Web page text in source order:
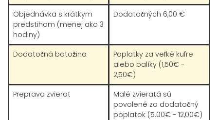
Objednávka s krátkym
predstihom (menej ako 3
hodiny)
Dodatočných 6,00 €
Dodatočná batožina
Poplatky za veľké kufre
alebo balíky (1,50€ -
2,50€)
Preprava zvierat
Malé zvieratá sú
povolené za dodatočný
poplatok (5.00€ - 12,00€)